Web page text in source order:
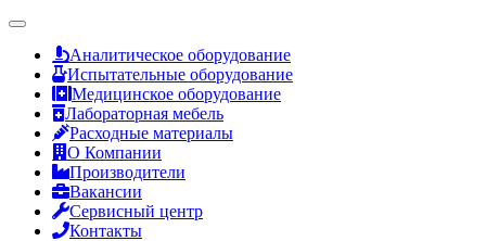
Аналитическое оборудование
Испытательные оборудование
Медицинское оборудование
Лабораторная мебель
Расходные материалы
О Компании
Производители
Вакансии
Сервисный центр
Контакты